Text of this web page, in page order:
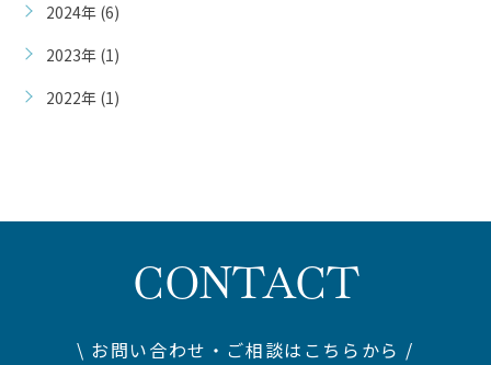
2024年 (6)
2023年 (1)
2022年 (1)
CONTACT
\ お問い合わせ・ご相談はこちらから /